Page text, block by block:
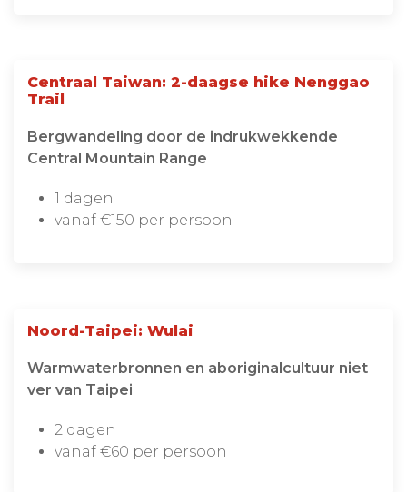
Centraal Taiwan: 2-daagse hike Nenggao
Trail
Bergwandeling door de indrukwekkende
Central Mountain Range
1 dagen
vanaf €150 per persoon
Noord-Taipei: Wulai
Warmwaterbronnen en aboriginalcultuur niet
ver van Taipei
2 dagen
vanaf €60 per persoon